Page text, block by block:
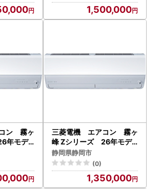
工事付
縄・離島
ト) 【標準設置工事付】
【配送不可：沖縄・離島】
1,500,000
ン 霧ヶ
年モデ
W(8
ホワイ
事付】
・離島】
三菱電機 エアコン 霧ヶ
峰 Zシリーズ 26年モデ
ル MSZ-ZW2226-W(6
畳用 /100V/ピュアホワイ
ト) 【標準設置工事付】
【配送不可：沖縄・離島】
静岡県静岡市
(0)
1,350,000